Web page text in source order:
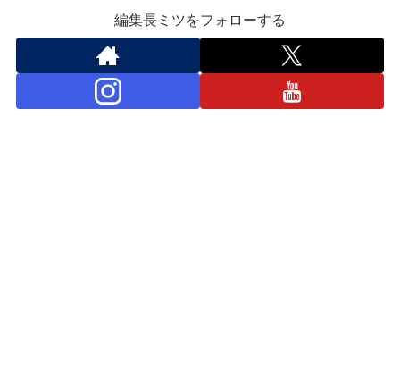
編集長ミツをフォローする